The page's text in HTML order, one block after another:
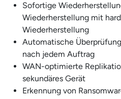
Sofortige
Wiederherstellung mit
Wiederherstellung
Automatische
nach jedem Auftrag
WAN-optimierte
sekundäres Gerät
Erkennung von